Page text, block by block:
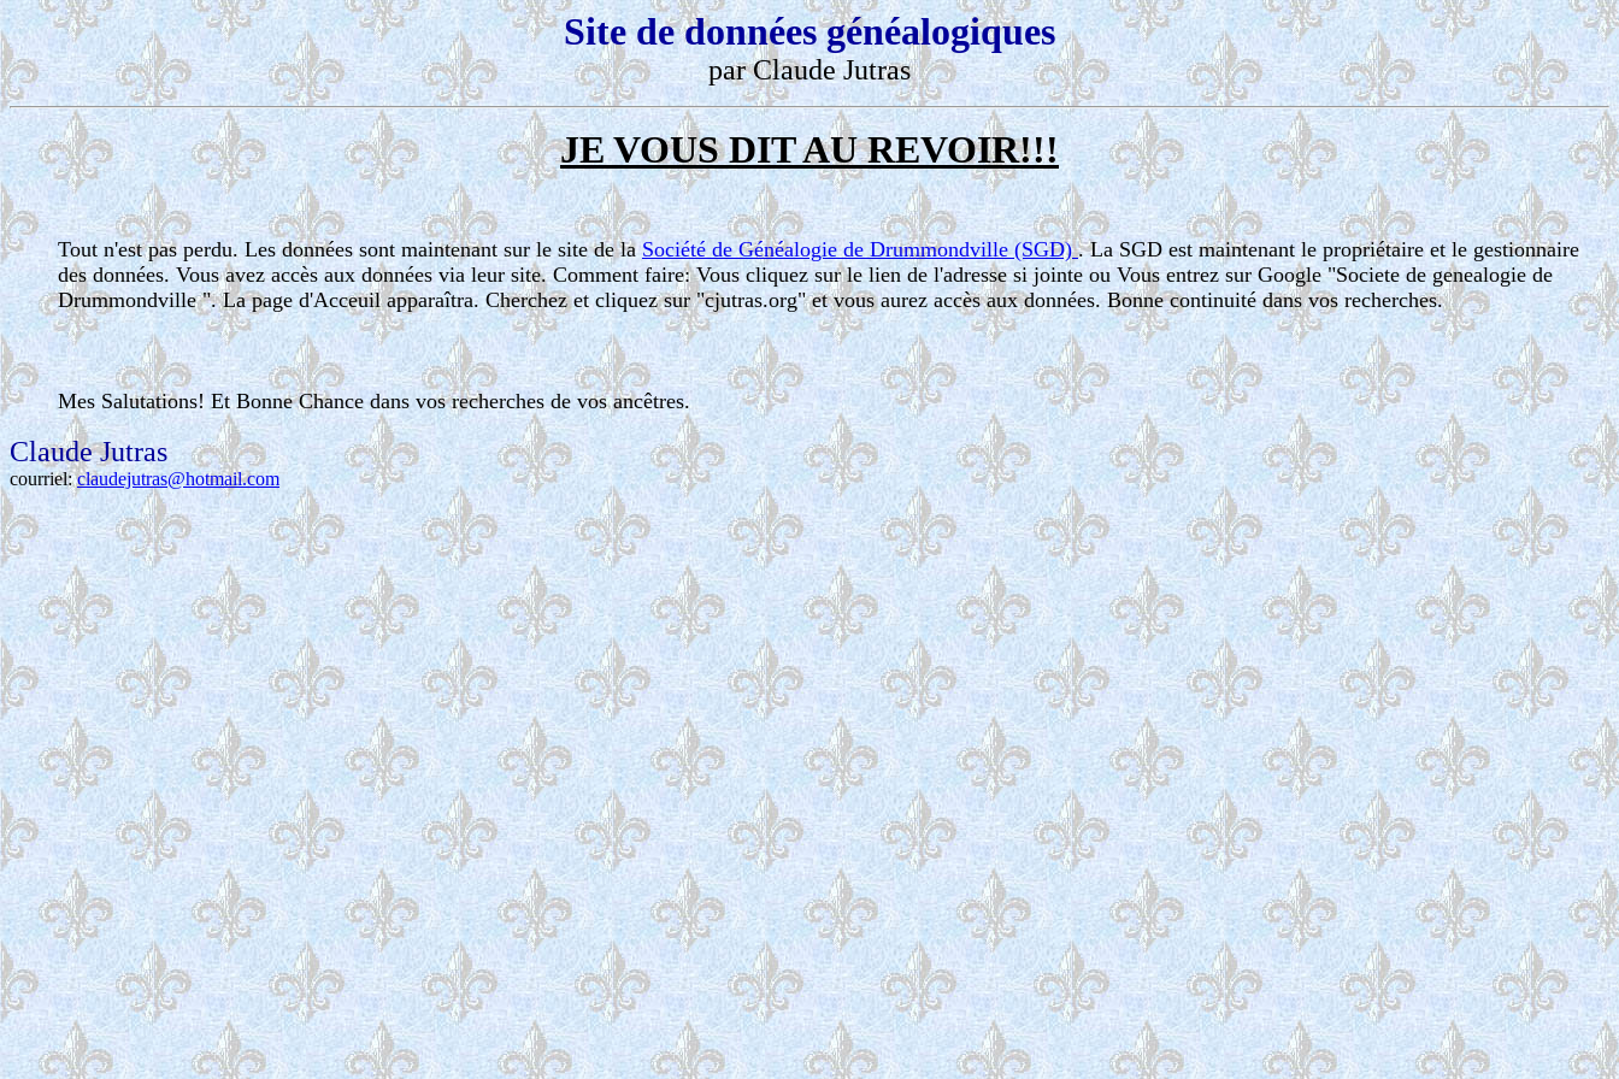
Site de données généalogiques
par Claude Jutras
JE VOUS DIT AU REVOIR!!!
Tout n'est pas perdu. Les données sont maintenant sur le site de laSociété de Généalogie de Drummondville (SGD). La SGD est maintenant le propriétaire et le gestionnaire
des données. Vous avez accès aux données via leur site. Comment faire: Vous cliquez sur le lien de l'adresse si jointe ou Vous entrez sur Google "Societe de genealogie de
Drummondville ". La page d'Acceuil apparaîtra. Cherchez et cliquez sur "cjutras.org" et vous aurez accès aux données. Bonne continuité dans vos recherches.
Mes Salutations! Et Bonne Chance dans vos recherches de vos ancêtres.
Claude Jutras
courriel:claudejutras@hotmail.com